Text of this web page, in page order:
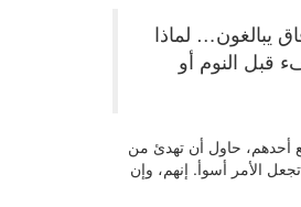
يبالغون… لماذا
قبل النوم أو
أحدهم، حاول أن تهدئ من
الأمر أسوأ. إنهم، وإن